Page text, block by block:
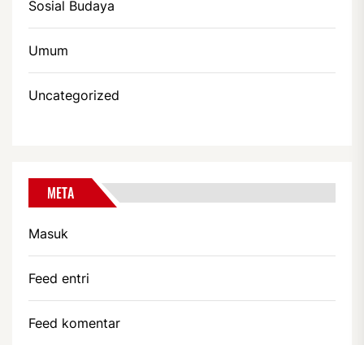
Sosial Budaya
Umum
Uncategorized
META
Masuk
Feed entri
Feed komentar